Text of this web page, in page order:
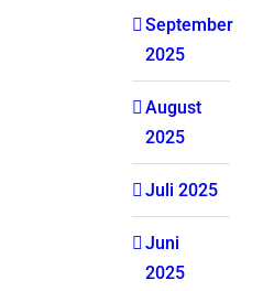
September
2025
August
2025
Juli 2025
Juni
2025